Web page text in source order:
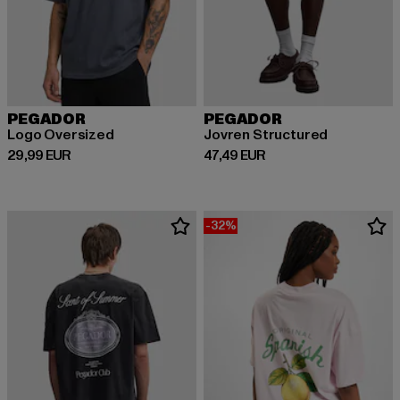
PEGADOR
Logo Oversized
29,99 EUR
Derzeitiger Preis: 29,99 EUR
PEGADOR
Jovren Structured
47,49 EUR
Derzeitiger Preis: 47,49 EUR
-32%